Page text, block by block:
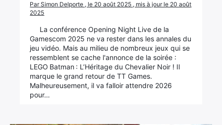
Par Simon Delporte , le 20 août 2025 , mis à jour le 20 août
2025
La conférence Opening Night Live de la
Gamescom 2025 ne va rester dans les annales du
jeu vidéo. Mais au milieu de nombreux jeux qui se
ressemblent se cache l'annonce de la soirée :
LEGO Batman : L’Héritage du Chevalier Noir ! Il
marque le grand retour de TT Games.
Malheureusement, il va falloir attendre 2026
pour…